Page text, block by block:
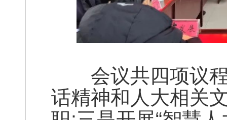
会议共四项议程
话精神和人大相关